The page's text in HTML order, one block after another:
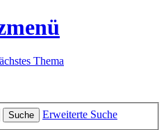
Thema
Suche
Erweiterte Suche